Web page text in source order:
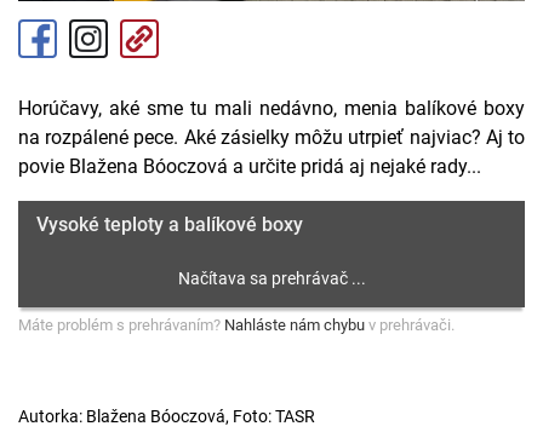
Horúčavy, aké sme tu mali nedávno, menia balíkové boxy
na rozpálené pece. Aké zásielky môžu utrpieť najviac? Aj to
povie Blažena Bóoczová a určite pridá aj nejaké rady...
Vysoké teploty a balíkové boxy
Máte problém s prehrávaním? Nahláste nám chybu v prehrávači.
Autorka: Blažena Bóoczová, Foto: TASR